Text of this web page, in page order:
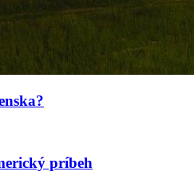
príbeh